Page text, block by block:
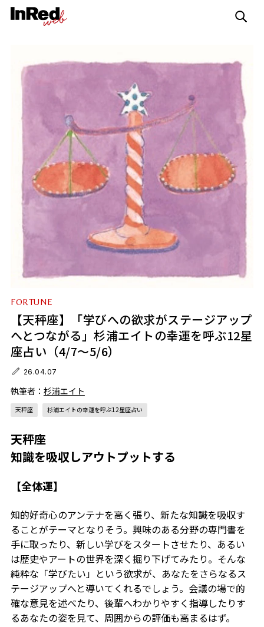
FORTUNE
【天秤座】「学びへの欲求がステージアップ
へとつながる」杉浦エイトの幸運を呼ぶ12星
座占い（4/7～5/6）
26.04.07
執筆者： 杉浦エイト
天秤座 杉浦エイトの幸運を呼ぶ12星座占い
天秤座
知識を吸収しアウトプットする
【全体運】
知的好奇心のアンテナを高く張り、新たな知識を吸収す
ることがテーマとなりそう。興味のある分野の専門書を
手に取ったり、新しい学びをスタートさせたり、あるい
は歴史やアートの世界を深く掘り下げてみたり。そんな
純粋な「学びたい」という欲求が、あなたをさらなるス
テージアップへと導いてくれるでしょう。会議の場で的
確な意見を述べたり、後輩へわかりやすく指導したりす
るあなたの姿を見て、周囲からの評価も高まるはず。